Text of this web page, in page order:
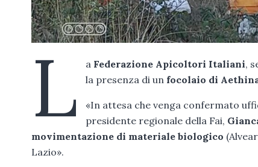
L a Federazione Apicoltori Italiani,
la presenza di un focolaio di
«In attesa che venga confermato
presidente regionale della Fai,
movimentazione di materiale biologico
Lazio».